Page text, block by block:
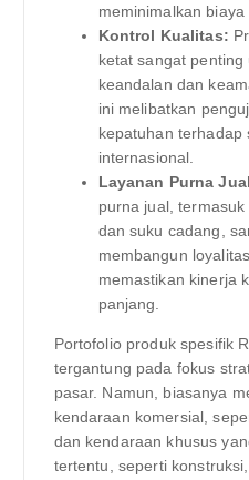
meminimalkan
Kontrol Kualitas:
ketat sangat
keandalan dan
ini melibatkan
kepatuhan terhadap
internasional.
Layanan Purna
purna jual,
dan suku cadang,
membangun
memastikan kinerja
panjang.
Portofolio produk spesifik
tergantung pada fokus
pasar. Namun, biasanya
kendaraan komersial,
dan kendaraan khusus
tertentu, seperti